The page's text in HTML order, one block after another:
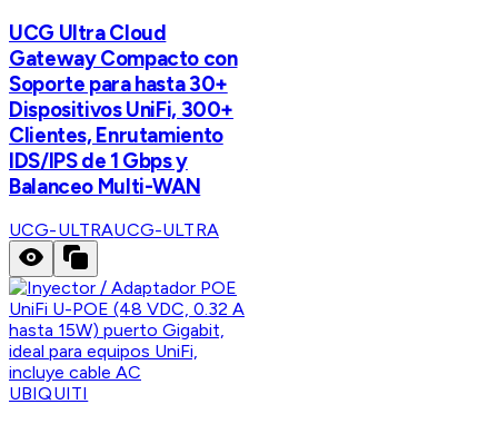
UCG Ultra Cloud
Gateway Compacto con
Soporte para hasta 30+
Dispositivos UniFi, 300+
Clientes, Enrutamiento
IDS/IPS de 1 Gbps y
Balanceo Multi-WAN
UCG-ULTRAUCG-ULTRA
UBIQUITI